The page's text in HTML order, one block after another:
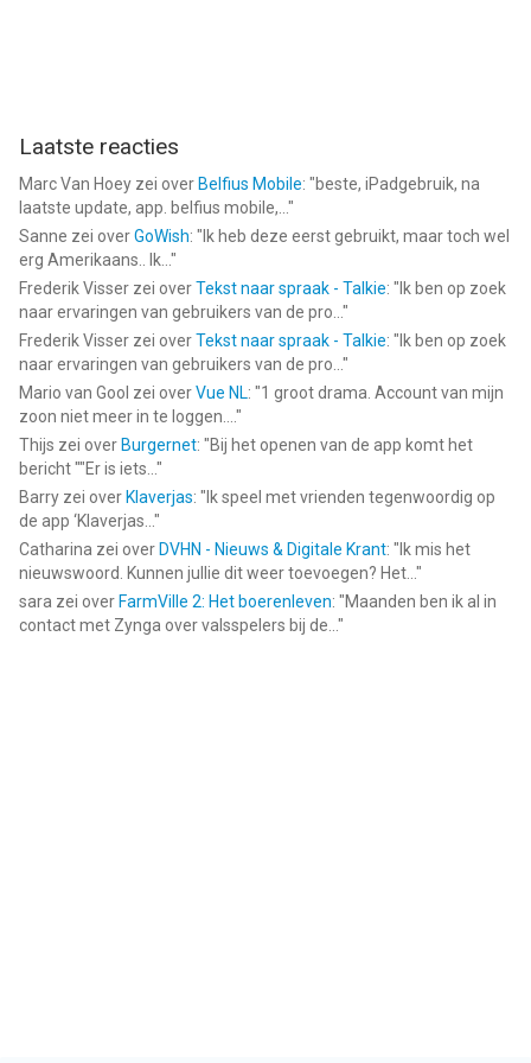
Laatste reacties
Marc Van Hoey zei over Belfius Mobile: "beste, iPadgebruik, na
laatste update, app. belfius mobile,... "
Sanne zei overGoWish: " Ik heb deze eerst gebruikt, maar toch wel
erg Amerikaans.. Ik... "
Frederik Visser zei overTekst naar spraak - Talkie: " Ik ben op zoek
naar ervaringen van gebruikers van de pro... "
Frederik Visser zei overTekst naar spraak - Talkie: " Ik ben op zoek
naar ervaringen van gebruikers van de pro... "
Mario van Gool zei overVue NL: "1 groot drama. Account van mijn
zoon niet meer in te loggen.... "
Thijs zei over Burgernet: "Bij het openen van de app komt het
bericht ""Er is iets... "
Barry zei over Klaverjas: " Ik speel met vrienden tegenwoordig op
de app ‘Klaverjas... "
Catharina zei over DVHN - Nieuws & Digitale Krant: " Ik mis het
nieuwswoord. Kunnen jullie dit weer toevoegen? Het... "
sara zei over FarmVille 2: Het boerenleven: "Maanden ben ik al in
contact met Zynga over valsspelers bij de... "